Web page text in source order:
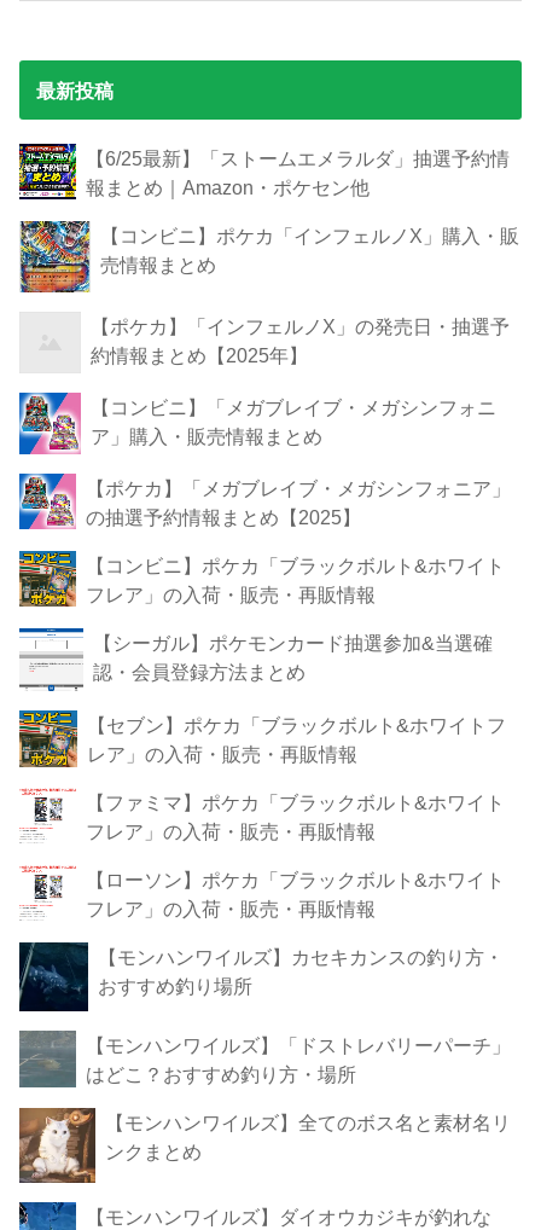
最新投稿
【6/25最新】「ストームエメラルダ」抽選予約情
報まとめ｜Amazon・ポケセン他
【コンビニ】ポケカ「インフェルノX」購入・販
売情報まとめ
【ポケカ】「インフェルノX」の発売日・抽選予
約情報まとめ【2025年】
【コンビニ】「メガブレイブ・メガシンフォニ
ア」購入・販売情報まとめ
【ポケカ】「メガブレイブ・メガシンフォニア」
の抽選予約情報まとめ【2025】
【コンビニ】ポケカ「ブラックボルト&ホワイト
フレア」の入荷・販売・再販情報
【シーガル】ポケモンカード抽選参加&当選確
認・会員登録方法まとめ
【セブン】ポケカ「ブラックボルト&ホワイトフ
レア」の入荷・販売・再販情報
【ファミマ】ポケカ「ブラックボルト&ホワイト
フレア」の入荷・販売・再販情報
【ローソン】ポケカ「ブラックボルト&ホワイト
フレア」の入荷・販売・再販情報
【モンハンワイルズ】カセキカンスの釣り方・
おすすめ釣り場所
【モンハンワイルズ】「ドストレバリーパーチ」
はどこ？おすすめ釣り方・場所
【モンハンワイルズ】全てのボス名と素材名リ
ンクまとめ
【モンハンワイルズ】ダイオウカジキが釣れな